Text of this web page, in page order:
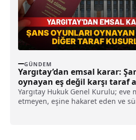
GÜNDEM
Yargıtay’dan emsal karar:
oynayan eş değil karşı taraf
kusurlu sayıldı
Yargıtay Hukuk Genel Kurulu; eve
etmeyen, eşine hakaret eden ve